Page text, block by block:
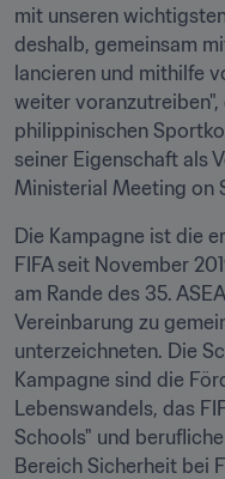
mit unseren
deshalb, gemeinsam
lancieren und mithilfe
weiter
philippinischen
seiner Eigenschaft als
Ministerial Meeting on
Die Kampagne ist die
FIFA seit November
am Rande des 35.
Vereinbarung zu
unterzeichneten. Die
Kampagne sind die
Lebenswandels, das
Schools" und
Bereich Sicherheit bei